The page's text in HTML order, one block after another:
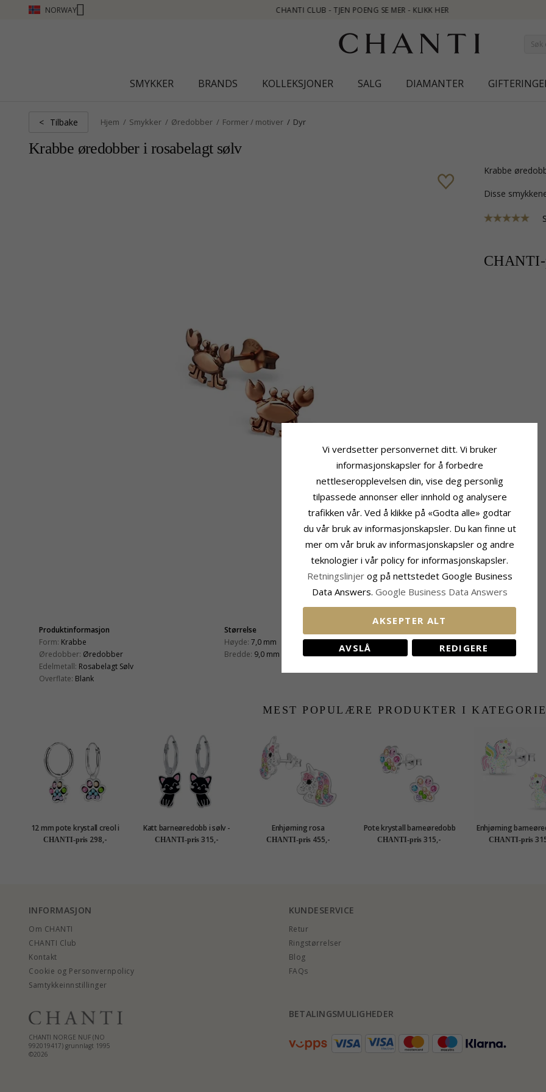
NORWAY
SMYKKER BRANDS KOLLEKSJONER SALG DIAMANTER
< Tilbake Hjem Smykker Øredobber Former / motiver Dyr
Krabbe øredobber i rosabelagt sølv
krabbe
Disse
Produktinformasjon
Form: Krabbe
Øredobber: Øredobber
Edelmetall: Rosabelagt Sølv
Overflate: Blank
Størrelse
Høyde: 7,0 mm
Bredde: 9,0 mm
Leveringstid:Ca. 5-10 Hverdager
MEST POPULÆRE PRODUKTER I
12 mm pote krystall creol i
sølv - Little Ones
CHANTI-pris 298,-
Katt barneøredobb i sølv -
Little Ones
CHANTI-pris 315,-
Enhjørning rosa
barneøredobb i sølv - Little
Ones
CHANTI-pris 455,-
Pote krystall barneøredobb
i sølv - Little Ones
CHANTI-pris 315,-
Enhjørning
sølv - Little
CHANTI-pris
INFORMASJON
Om CHANTI
CHANTI Club
Kontakt
Cookie og Personvernpolicy
Samtykkeinnstillinger
KUNDESERVICE
Retur
Ringstørrelser
Blog
FAQs
CHANTI NORGE NUF (NO
992019417) grunnlagt 1995
©2026
BETALINGSMULIGHEDER
Vi verdsetter personvernet ditt. Vi bruker
informasjonskapsler for å forbedre
nettleseropplevelsen din, vise deg personlig
tilpassede annonser eller innhold og analysere
trafikken vår. Ved å klikke på «Godta alle» godtar
du vår bruk av informasjonskapsler. Du kan finne ut
mer om vår bruk av informasjonskapsler og andre
teknologier i vår policy for informasjonskapsler.
Retningslinjer og på nettstedet Google Business
Data Answers. Google Business Data Answers
AKSEPTER ALT
AVSLÅ REDIGERE